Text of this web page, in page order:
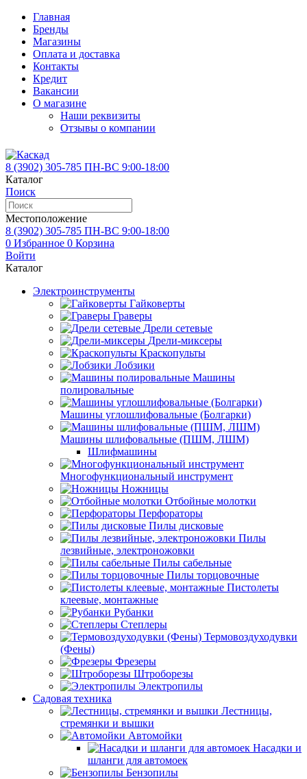
Главная
Бренды
Магазины
Оплата и доставка
Контакты
Кредит
Вакансии
О магазине
Наши реквизиты
Отзывы о компании
8 (3902) 305-785 ПН-ВС 9:00-18:00
Каталог
Поиск
Местоположение
8 (3902) 305-785 ПН-ВС 9:00-18:00
0 Избранное 0 Корзина
Войти
Каталог
Электроинструменты
Гайковерты
Граверы
Дрели сетевые
Дрели-миксеры
Краскопульты
Лобзики
Машины
полировальные
Машины углошлифовальные (Болгарки)
Машины шлифовальные (ПШМ, ЛШМ)
Шлифмашины
Многофункциональный инструмент
Ножницы
Отбойные молотки
Перфораторы
Пилы дисковые
Пилы
лезвийные, электроножовки
Пилы сабельные
Пилы торцовочные
Пистолеты
клеевые, монтажные
Рубанки
Степлеры
Термовоздуходувки
(Фены)
Фрезеры
Штроборезы
Электропилы
Садовая техника
Лестницы,
стремянки и вышки
Автомойки
Насадки и
шланги для автомоек
Бензопилы